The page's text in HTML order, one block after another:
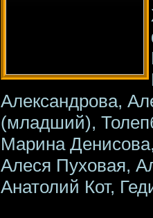
Александрова,
(младший),
Марина
Алеся Пуховая,
Анатолий Кот,